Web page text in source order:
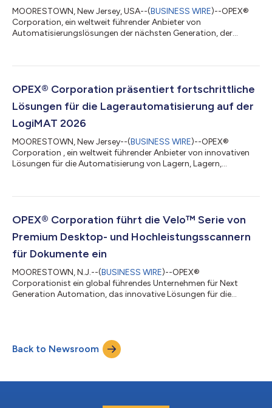
MOORESTOWN, New Jersey, USA--(BUSINESS WIRE)--OPEX®
Corporation, ein weltweit führender Anbieter von
Automatisierungslösungen der nächsten Generation, der
Matters mit dem Warehouse Solution of the Year Award 2026
Kühlhauslösung mit mehreren Temperaturzonen und
verschiedenen Tiefen für automatisierte
Lagerabwicklungssysteme,...
OPEX® Corporation präsentiert fortschrittliche
Lösungen für die Lagerautomatisierung auf der
LogiMAT 2026
MOORESTOWN, New Jersey--(BUSINESS WIRE)--OPEX®
Corporation , ein weltweit führender Anbieter von innovativen
Lösungen für die Automatisierung von Lagern, Lagern,
vorstellen. Die LogiMAT, die weltweit größte Fachmesse für
bis 26. März auf dem Messegelände in Stuttgart statt. „Unser
Team freut sich darauf, auf der LogiMAT vor O...
OPEX® Corporation führt die Velo™ Serie von
Premium Desktop- und Hochleistungsscannern
für Dokumente ein
MOORESTOWN, N.J.--(BUSINESS WIRE)--OPEX®
Corporationist ein global führendes Unternehmen für Next
Generation Automation, das innovative Lösungen für die
freistehenden und Desktop-Premium-Scannern mit hoher
Leistungsfähigkeit. Die OPEX Velo Scanner sind
außergewöhnlich leistungsfähig und zuverlässig. Sie bieten ein...
Back to Newsroom